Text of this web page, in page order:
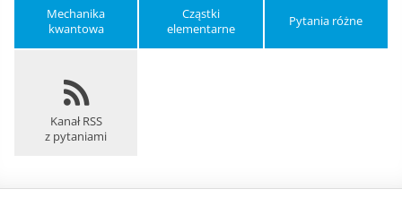
Mechanika
kwantowa
Cząstki
elementarne
Pytania różne
Kanał RSS
z pytaniami